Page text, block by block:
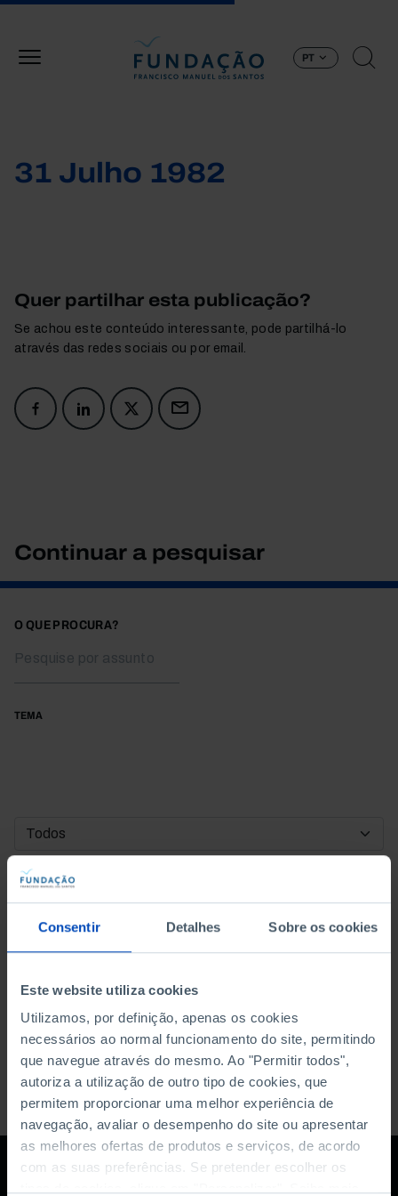
Consentir Detalhes Sobre os cookies
Este website utiliza cookies
Utilizamos, por definição, apenas os cookies
necessários ao normal funcionamento do site, permitindo
que navegue através do mesmo. Ao "Permitir todos",
autoriza a utilização de outro tipo de cookies, que
permitem proporcionar uma melhor experiência de
navegação, avaliar o desempenho do site ou apresentar
as melhores ofertas de produtos e serviços, de acordo
com as suas preferências. Se pretender escolher os
PT
31 Julho 1982
Quer partilhar esta publicação?
Se achou este conteúdo interessante, pode partilhá-lo
através das redes sociais ou por email.
Continuar a pesquisar
O QUE PROCURA?
TEMA
DATA DE INÍCIO
DATA DE FIM